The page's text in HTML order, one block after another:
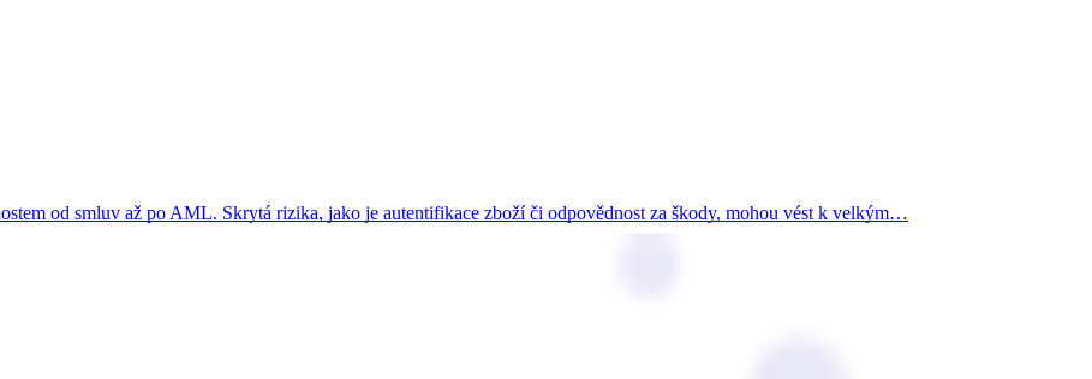
od smluv až po AML. Skrytá rizika, jako je autentifikace zboží či odpovědnost za škody, mohou vést k velkým…